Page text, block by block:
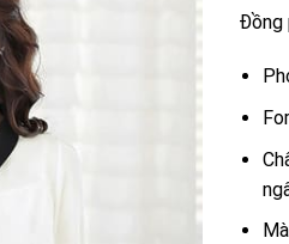
Đồng